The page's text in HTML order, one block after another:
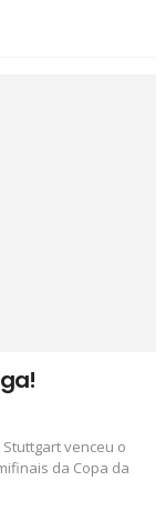
venceu o
da Copa da